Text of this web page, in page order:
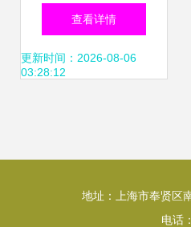
日激光5%股权 晶
体供应商与固体激
查看详情
更新时间：2026-08-06
03:28:12
地址：上海市奉贤区
电话